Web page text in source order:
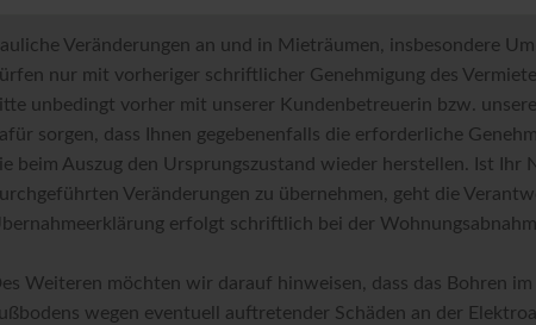
Veränderungen an und in Mieträumen, insbesondere
nur mit vorheriger schriftlicher Genehmigung des
unbedingt vorher mit unserer Kundenbetreuerin bzw.
sorgen, dass Ihnen gegebenenfalls die erforderliche
beim Auszug den Ursprungszustand wieder herstellen. Ist Ihr
Veränderungen zu übernehmen, geht die
erfolgt schriftlich bei der
Weiteren möchten wir darauf hinweisen, dass das Bohren
wegen eventuell auftretender Schäden an der